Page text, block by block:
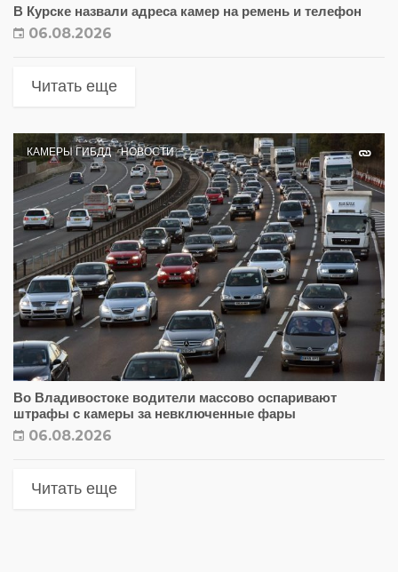
В Курске назвали адреса камер на ремень и телефон
06.08.2026
Читать еще
КАМЕРЫ ГИБДД НОВОСТИ
Во Владивостоке водители массово оспаривают
штрафы с камеры за невключенные фары
06.08.2026
Читать еще